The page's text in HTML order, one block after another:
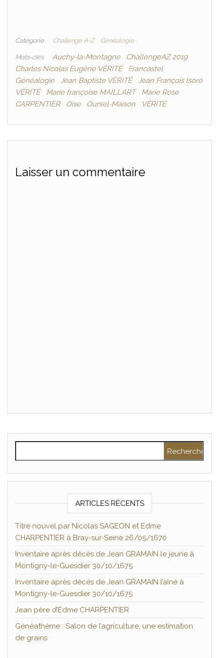
Catégorie Challenge A-Z Généalogie
Mots-clés Auchy-la-Montagne
ChallengeAZ 2019
Charles Nicolas Eugène VÉRITÉ
Francastel
Généalogie
Jean Baptiste VÉRITÉ
Jean François Isoré
VÉRITÉ
Marie françoise MAILLART
Marie Rose
CARPENTIER
Oise Oursel-Maison VÉRITÉ
Laisser un commentaire
ARTICLES RÉCENTS
Titre nouvel par Nicolas SAGEON et Edme
CHARPENTIER à Bray-sur-Seine 26/05/1670
Inventaire après décès de Jean GRAMAIN le jeune à
Montigny-le-Guesdier 30/10/1675
Inventaire après décès de Jean GRAMAIN l’aîné à
Montigny-le-Guesdier 30/10/1675
Jean père d’Edme CHARPENTIER
Généathème : Salon de l’agriculture, une estimation
de grains